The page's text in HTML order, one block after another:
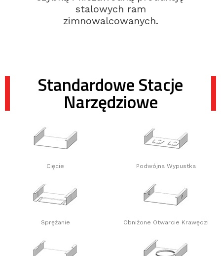
stalowych ram
zimnowalcowanych.
Standardowe Stacje
Narzędziowe
Cięcie Podwójna Wypustka
Sprężanie Obniżone Otwarcie Krawędzi